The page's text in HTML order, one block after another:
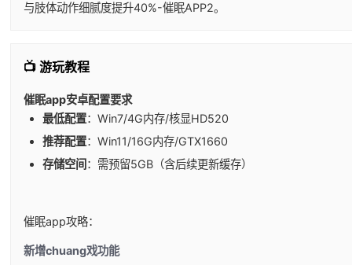
与肢体动作细腻度提升40%-催眠APP2。
📺 游玩教程
催眠app安卓配置要求
​最低配置​​：Win7/4G内存/核显HD520
​推荐配置​​：Win11/16G内存/GTX1660
​存储空间​ ​：需预留5GB（含后续更新缓存）
催眠app攻略：
新增chuang戏功能